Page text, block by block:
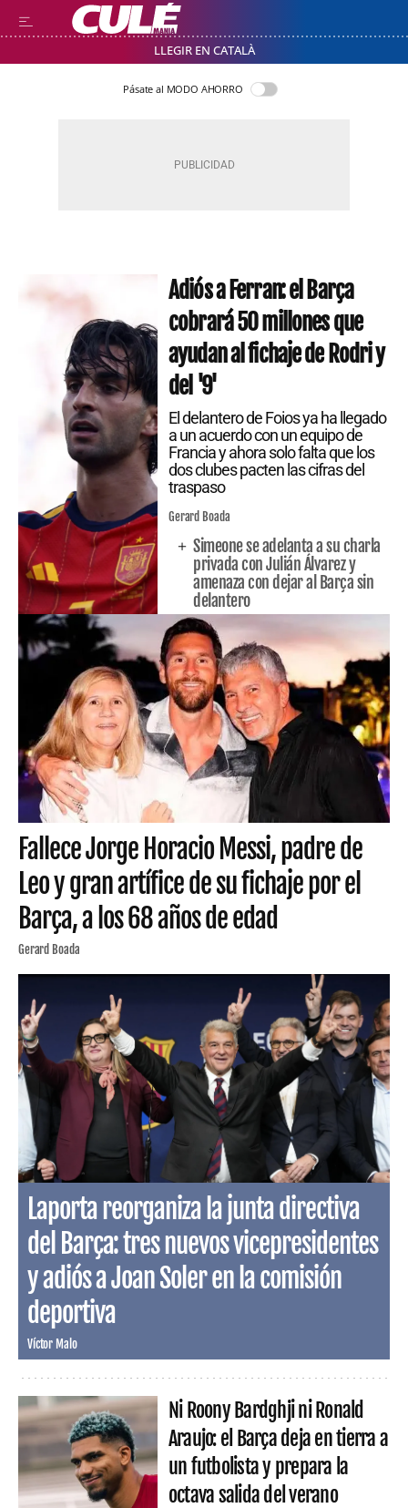
LLEGIR EN CATALÀ
Pásate al MODO AHORRO
Adiós a Ferran: el Barça
cobrará 50 millones que
ayudan al fichaje de Rodri y
del '9'
El delantero de Foios ya ha llegado
a un acuerdo con un equipo de
Francia y ahora solo falta que los
dos clubes pacten las cifras del
traspaso
Gerard Boada
Simeone se adelanta a su charla
privada con Julián Álvarez y
amenaza con dejar al Barça sin
delantero
Fallece Jorge Horacio Messi, padre de
Leo y gran artífice de su fichaje por el
Barça, a los 68 años de edad
Gerard Boada
Laporta reorganiza la junta directiva
del Barça: tres nuevos vicepresidentes
y adiós a Joan Soler en la comisión
deportiva
Víctor Malo
Ni Roony Bardghji ni Ronald
Araujo: el Barça deja en tierra a
un futbolista y prepara la
octava salida del verano